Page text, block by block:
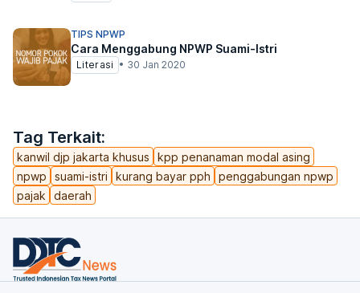
Tag Terkait:
kanwil djp jakarta khusus
kpp penanaman modal asing
npwp
suami-istri kurang bayar pph
penggabungan npwp
pajak
daerah
TIPS NPWP
Cara Menggabung NPWP Suami-Istri
Literasi • 30 Jan 2020